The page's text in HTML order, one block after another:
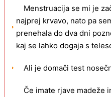
Menstruacija se mi je
najprej krvavo, nato pa
prenehala do dva dni
kaj se lahko dogaja s
Ali je domači test
Če imate rjave madeže